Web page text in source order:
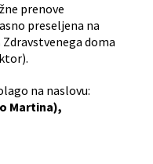
prenove
preseljena na
doma
na naslovu:
Martina),